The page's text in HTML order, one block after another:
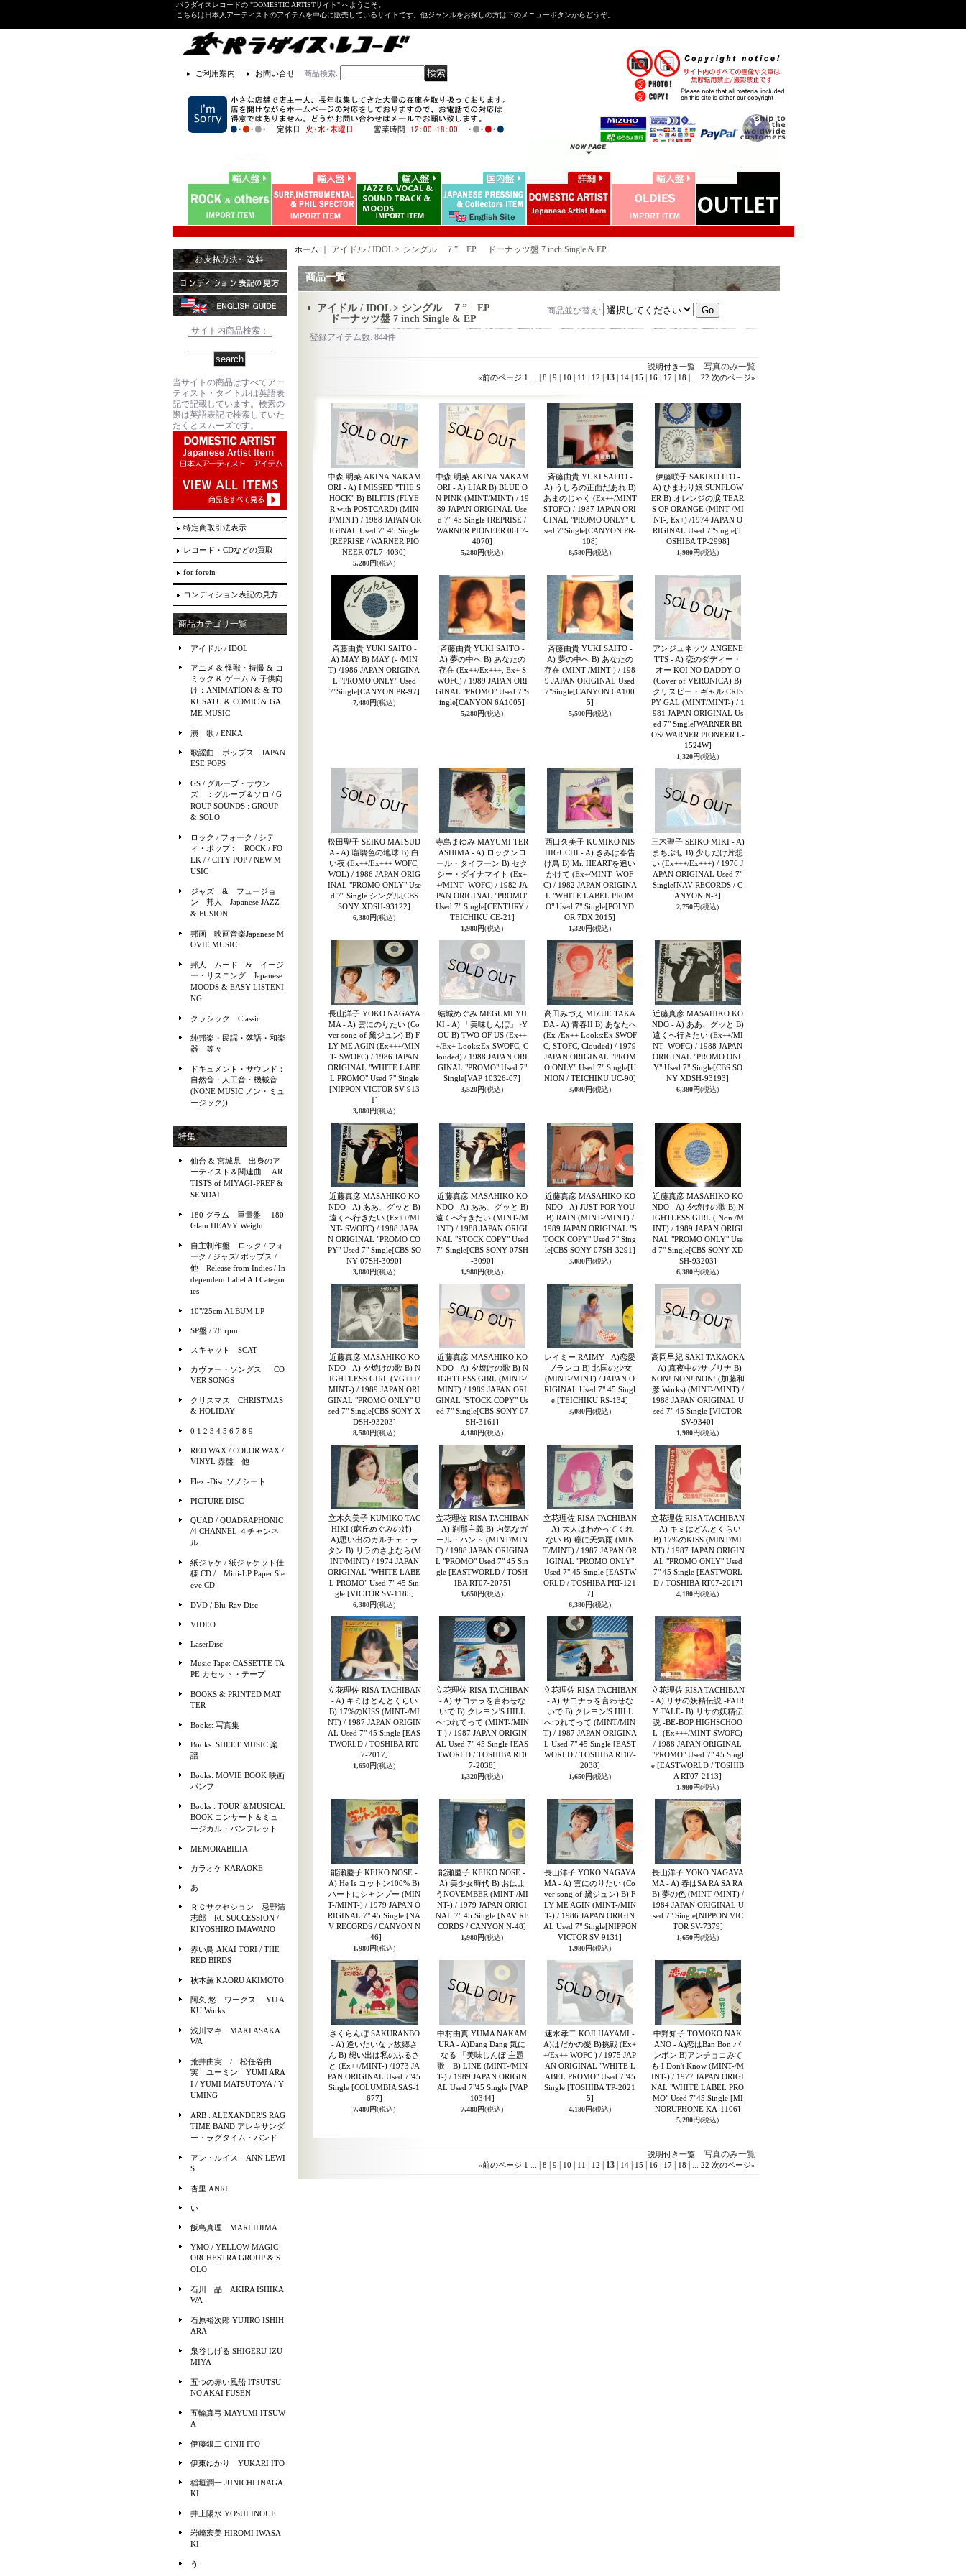
パラダイスレコードの "DOMESTIC ARTISTサイト" へようこそ。
こちらは日本人アーティストのアイテムを中心に販売しているサイトです。他ジャンルをお探しの方は下のメニューボタンからどうぞ。
ご利用案内 ｜ お問い合せ 商品検索:
サイト内商品検索：
当サイトの商品はすべてアー
ティスト・タイトルは英語表
記で記載しています。検索の
際は英語表記で検索していた
だくとスムーズです。
特定商取引法表示
レコード・CDなどの買取
for forein
コンディション表記の見方
商品カテゴリ一覧
アイドル / IDOL
アニメ & 怪獣・特撮 & コ
ミック & ゲーム & 子供向
け：ANIMATION & & TO
KUSATU & COMIC & GA
ME MUSIC
演 歌 / ENKA
歌謡曲 ポップス JAPAN
ESE POPS
GS / グループ・サウン
ズ ：グループ＆ソロ / G
ROUP SOUNDS : GROUP
& SOLO
ロック / フォーク / シテ
ィ・ポップ : ROCK / FO
LK / / CITY POP / NEW M
USIC
ジャズ & フュージョ
ン 邦人 Japanese JAZZ
& FUSION
邦画 映画音楽Japanese M
OVIE MUSIC
邦人 ムード & イージ
ー・リスニング Japanese
MOODS & EASY LISTENI
NG
クラシック Classic
純邦楽・民謡・落語・和楽
器 等々
ドキュメント・サウンド：
自然音・人工音・機械音
(NONE MUSIC ノン・ミュ
ージック))
特集
仙台 & 宮城県 出身のア
ーティスト＆関連曲 AR
TISTS of MIYAGI-PREF &
SENDAI
180 グラム 重量盤 180
Glam HEAVY Weight
自主制作盤 ロック / フォ
ーク / ジャズ/ ポップス /
他 Release from Indies / In
dependent Label All Categor
ies
10"/25cm ALBUM LP
SP盤 / 78 rpm
スキャット SCAT
カヴァー・ソングス CO
VER SONGS
クリスマス CHRISTMAS
& HOLIDAY
0 1 2 3 4 5 6 7 8 9
RED WAX / COLOR WAX /
VINYL 赤盤 他
Flexi-Disc ソノシート
PICTURE DISC
QUAD / QUADRAPHONIC
/4 CHANNEL ４チャンネ
ル
紙ジャケ / 紙ジャケット仕
様 CD / Mini-LP Paper Sle
eve CD
DVD / Blu-Ray Disc
VIDEO
LaserDisc
Music Tape: CASSETTE TA
PE カセット・テープ
BOOKS & PRINTED MAT
TER
Books: 写真集
Books: SHEET MUSIC 楽
譜
Books: MOVIE BOOK 映画
パンフ
Books : TOUR ＆MUSICAL
BOOK コンサート＆ミュ
ージカル・パンフレット
MEMORABILIA
カラオケ KARAOKE
あ
ＲＣサクセション 忌野清
志郎 RC SUCCESSION /
KIYOSHIRO IMAWANO
赤い鳥 AKAI TORI / THE
RED BIRDS
秋本薫 KAORU AKIMOTO
阿久 悠 ワークス YU A
KU Works
浅川マキ MAKI ASAKA
WA
荒井由実 / 松任谷由
実 ユーミン YUMI ARA
I / YUMI MATSUTOYA / Y
UMING
ARB : ALEXANDER'S RAG
TIME BAND アレキサンダ
ー・ラグタイム・バンド
アン・ルイス ANN LEWI
S
杏里 ANRI
い
飯島真理 MARI IIJIMA
YMO / YELLOW MAGIC
ORCHESTRA GROUP & S
OLO
石川 晶 AKIRA ISHIKA
WA
石原裕次郎 YUJIRO ISHIH
ARA
泉谷しげる SHIGERU IZU
MIYA
五つの赤い風船 ITSUTSU
NO AKAI FUSEN
五輪真弓 MAYUMI ITSUW
A
伊藤銀二 GINJI ITO
伊東ゆかり YUKARI ITO
稲垣潤一 JUNICHI INAGA
KI
井上陽水 YOSUI INOUE
岩崎宏美 HIROMI IWASA
KI
う
ホーム アイドル / IDOL > シングル ７” EP ドーナッツ盤 7 inch Single & EP
商品一覧
アイドル / IDOL > シングル ７” EP
ドーナッツ盤 7 inch Single & EP
商品並び替え :
登録アイテム数:844件
説明付き一覧写真のみ一覧
«前のページ 1 ... 8 9 10 11 12 13| 14| 15 16| 17| 18 ... 22 次のページ»
中森 明菜 AKINA NAKAM
ORI - A) I MISSED "THE S
HOCK" B) BILITIS (FLYE
R with POSTCARD) (MIN
T/MINT) / 1988 JAPAN OR
IGINAL Used 7" 45 Single
[REPRISE / WARNER PIO
NEER 07L7-4030]
5,280円(税込)
中森 明菜 AKINA NAKAM
ORI - A) LIAR B) BLUE O
N PINK (MINT/MINT) / 19
89 JAPAN ORIGINAL Use
d 7" 45 Single [REPRISE /
WARNER PIONEER 06L7-
4070]
5,280円(税込)
斉藤由貴 YUKI SAITO -
A) うしろの正面だあれ B)
あまのじゃく (Ex++/MINT
STOFC) / 1987 JAPAN ORI
GINAL "PROMO ONLY" U
sed 7"Single[CANYON PR-
108]
8,580円(税込)
伊藤咲子 SAKIKO ITO -
A) ひまわり娘 SUNFLOW
ER B) オレンジの涙 TEAR
S OF ORANGE (MINT-/MI
NT-, Ex+) /1974 JAPAN O
RIGINAL Used 7"Single[T
OSHIBA TP-2998]
1,980円(税込)
斉藤由貴 YUKI SAITO -
A) MAY B) MAY (- /MIN
T) /1986 JAPAN ORIGINA
L "PROMO ONLY" Used
7"Single[CANYON PR-97]
7,480円(税込)
斉藤由貴 YUKI SAITO -
A) 夢の中へ B) あなたの
存在 (Ex++/Ex+++, Ex+ S
WOFC) / 1989 JAPAN ORI
GINAL "PROMO" Used 7"S
ingle[CANYON 6A1005]
5,280円(税込)
斉藤由貴 YUKI SAITO -
A) 夢の中へ B) あなたの
存在 (MINT-/MINT-) / 198
9 JAPAN ORIGINAL Used
7"Single[CANYON 6A100
5]
5,500円(税込)
アンジュネッツ ANGENE
TTS - A) 恋のダディー・
オー KOI NO DADDY-O
(Cover of VERONICA) B)
クリスピー・ギャル CRIS
PY GAL (MINT/MINT-) / 1
981 JAPAN ORIGINAL Us
ed 7" Single[WARNER BR
OS/ WARNER PIONEER L-
1524W]
1,320円(税込)
松田聖子 SEIKO MATSUD
A - A) 瑠璃色の地球 B) 白
い夜 (Ex++/Ex+++ WOFC,
WOL) / 1986 JAPAN ORIG
INAL "PROMO ONLY" Use
d 7" Single シングル[CBS
SONY XDSH-93122]
6,380円(税込)
寺島まゆみ MAYUMI TER
ASHIMA - A) ロックンロ
ール・タイフーン B) セク
シー・ダイナマイト (Ex+
+/MINT- WOFC) / 1982 JA
PAN ORIGINAL "PROMO"
Used 7" Single[CENTURY /
TEICHIKU CE-21]
1,980円(税込)
西口久美子 KUMIKO NIS
HIGUCHI - A) きみは春告
げ鳥 B) Mr. HEARTを追い
かけて (Ex+/MINT- WOF
C) / 1982 JAPAN ORIGINA
L "WHITE LABEL PROM
O" Used 7" Single[POLYD
OR 7DX 2015]
1,320円(税込)
三木聖子 SEIKO MIKI - A)
まちぶせ B) 少しだけ片想
い (Ex+++/Ex+++) / 1976 J
APAN ORIGINAL Used 7"
Single[NAV RECORDS / C
ANYON N-3]
2,750円(税込)
長山洋子 YOKO NAGAYA
MA - A) 雲にのりたい (Co
ver song of 黛ジュン) B) F
LY ME AGIN (Ex+++/MIN
T- SWOFC) / 1986 JAPAN
ORIGINAL "WHITE LABE
L PROMO" Used 7" Single
[NIPPON VICTOR SV-913
1]
3,080円(税込)
結城めぐみ MEGUMI YU
KI - A) 「美味しんぼ」~Y
OU B) TWO OF US (Ex++
+/Ex+ Looks:Ex SWOFC, C
louded) / 1988 JAPAN ORI
GINAL "PROMO" Used 7"
Single[VAP 10326-07]
3,520円(税込)
高田みづえ MIZUE TAKA
DA - A) 青春II B) あなたへ
(Ex-/Ex++ Looks:Ex SWOF
C, STOFC, Clouded) / 1979
JAPAN ORIGINAL "PROM
O ONLY" Used 7" Single[U
NION / TEICHIKU UC-90]
3,080円(税込)
近藤真彦 MASAHIKO KO
NDO - A) ああ、グッと B)
遠くへ行きたい (Ex++/MI
NT- WOFC) / 1988 JAPAN
ORIGINAL "PROMO ONL
Y" Used 7" Single[CBS SO
NY XDSH-93193]
6,380円(税込)
近藤真彦 MASAHIKO KO
NDO - A) ああ、グッと B)
遠くへ行きたい (Ex++/MI
NT- SWOFC) / 1988 JAPA
N ORIGINAL "PROMO CO
PY" Used 7" Single[CBS SO
NY 07SH-3090]
3,080円(税込)
近藤真彦 MASAHIKO KO
NDO - A) ああ、グッと B)
遠くへ行きたい (MINT-/M
INT) / 1988 JAPAN ORIGI
NAL "STOCK COPY" Used
7" Single[CBS SONY 07SH
-3090]
1,980円(税込)
近藤真彦 MASAHIKO KO
NDO - A) JUST FOR YOU
B) RAIN (MINT-/MINT) /
1989 JAPAN ORIGINAL "S
TOCK COPY" Used 7" Sing
le[CBS SONY 07SH-3291]
3,080円(税込)
近藤真彦 MASAHIKO KO
NDO - A) 夕焼けの歌 B) N
IGHTLESS GIRL ( Non /M
INT) / 1989 JAPAN ORIGI
NAL "PROMO ONLY" Use
d 7" Single[CBS SONY XD
SH-93203]
6,380円(税込)
近藤真彦 MASAHIKO KO
NDO - A) 夕焼けの歌 B) N
IGHTLESS GIRL (VG+++/
MINT-) / 1989 JAPAN ORI
GINAL "PROMO ONLY" U
sed 7" Single[CBS SONY X
DSH-93203]
8,580円(税込)
近藤真彦 MASAHIKO KO
NDO - A) 夕焼けの歌 B) N
IGHTLESS GIRL (MINT-/
MINT) / 1989 JAPAN ORI
GINAL "STOCK COPY" Us
ed 7" Single[CBS SONY 07
SH-3161]
4,180円(税込)
レイミー RAIMY - A)恋愛
ブランコ B) 北国の少女
(MINT-/MINT) / JAPAN O
RIGINAL Used 7" 45 Singl
e [TEICHIKU RS-134]
3,080円(税込)
高岡早紀 SAKI TAKAOKA
- A) 真夜中のサブリナ B)
NON! NON! NON! (加藤和
彦 Works) (MINT-/MINT) /
1988 JAPAN ORIGINAL U
sed 7" 45 Single [VICTOR
SV-9340]
1,980円(税込)
立木久美子 KUMIKO TAC
HIKI (麻丘めぐみの姉) -
A)思い出のカルチェ・ラ
タン B) リラのさよなら(M
INT/MINT) / 1974 JAPAN
ORIGINAL "WHITE LABE
L PROMO" Used 7" 45 Sin
gle [VICTOR SV-1185]
6,380円(税込)
立花理佐 RISA TACHIBAN
- A) 刹那主義 B) 内気なガ
ール・ハント (MINT/MIN
T) / 1988 JAPAN ORIGINA
L "PROMO" Used 7" 45 Sin
gle [EASTWORLD / TOSH
IBA RT07-2075]
1,650円(税込)
立花理佐 RISA TACHIBAN
- A) 大人はわかってくれ
ない B) 瞳に天気雨 (MIN
T/MINT) / 1987 JAPAN OR
IGINAL "PROMO ONLY"
Used 7" 45 Single [EASTW
ORLD / TOSHIBA PRT-121
7]
6,380円(税込)
立花理佐 RISA TACHIBAN
- A) キミはどんとくらい
B) 17%のKISS (MINT/MI
NT) / 1987 JAPAN ORIGIN
AL "PROMO ONLY" Used
7" 45 Single [EASTWORL
D / TOSHIBA RT07-2017]
4,180円(税込)
立花理佐 RISA TACHIBAN
- A) キミはどんとくらい
B) 17%のKISS (MINT-/MI
NT) / 1987 JAPAN ORIGIN
AL Used 7" 45 Single [EAS
TWORLD / TOSHIBA RT0
7-2017]
1,650円(税込)
立花理佐 RISA TACHIBAN
- A) サヨナラを言わせな
いで B) クレヨン'S HILL
へつれてって (MINT-/MIN
T-) / 1987 JAPAN ORIGIN
AL Used 7" 45 Single [EAS
TWORLD / TOSHIBA RT0
7-2038]
1,320円(税込)
立花理佐 RISA TACHIBAN
- A) サヨナラを言わせな
いで B) クレヨン'S HILL
へつれてって (MINT/MIN
T) / 1987 JAPAN ORIGINA
L Used 7" 45 Single [EAST
WORLD / TOSHIBA RT07-
2038]
1,650円(税込)
立花理佐 RISA TACHIBAN
- A) リサの妖精伝説 -FAIR
Y TALE- B) リサの妖精伝
説 -BE-BOP HIGHSCHOO
L- (Ex+++/MINT SWOFC)
/ 1988 JAPAN ORIGINAL
"PROMO" Used 7" 45 Singl
e [EASTWORLD / TOSHIB
A RT07-2113]
1,980円(税込)
能瀬慶子 KEIKO NOSE -
A) He Is コットン100% B)
ハートにシャンプー (MIN
T-/MINT-) / 1979 JAPAN O
RIGINAL 7" 45 Single [NA
V RECORDS / CANYON N
-46]
1,980円(税込)
能瀬慶子 KEIKO NOSE -
A) 美少女時代 B) おはよ
うNOVEMBER (MINT-/MI
NT-) / 1979 JAPAN ORIGI
NAL 7" 45 Single [NAV RE
CORDS / CANYON N-48]
1,980円(税込)
長山洋子 YOKO NAGAYA
MA - A) 雲にのりたい (Co
ver song of 黛ジュン) B) F
LY ME AGIN (MINT-/MIN
T-) / 1986 JAPAN ORIGIN
AL Used 7" Single[NIPPON
VICTOR SV-9131]
1,980円(税込)
長山洋子 YOKO NAGAYA
MA - A) 春はSA RA SA RA
B) 夢の色 (MINT-/MINT) /
1984 JAPAN ORIGINAL U
sed 7" Single[NIPPON VIC
TOR SV-7379]
1,650円(税込)
さくらんぼ SAKURANBO
- A) 逢いたいなァ故郷さ
ん B) 想い出は私のふるさ
と (Ex++/MINT-) /1973 JA
PAN ORIGINAL Used 7"45
Single [COLUMBIA SAS-1
677]
7,480円(税込)
中村由真 YUMA NAKAM
URA - A)Dang Dang 気に
なる 「美味しんぼ 主題
歌」B) LINE (MINT-/MIN
T-) / 1989 JAPAN ORIGIN
AL Used 7"45 Single [VAP
10344]
7,480円(税込)
速水孝二 KOJI HAYAMI -
A)はだかの愛 B)挑戦 (Ex+
+/Ex++ WOFC ) / 1975 JAP
AN ORIGINAL "WHITE L
ABEL PROMO" Used 7"45
Single [TOSHIBA TP-2021
5]
4,180円(税込)
中野知子 TOMOKO NAK
ANO - A)恋はBan Bon バ
ンボン B)アンチョコみて
も I Don't Know (MINT-/M
INT-) / 1977 JAPAN ORIGI
NAL "WHITE LABEL PRO
MO" Used 7"45 Single [MI
NORUPHONE KA-1106]
5,280円(税込)
説明付き一覧写真のみ一覧
«前のページ 1 ... 8 9 10 11 12 13| 14| 15 16| 17| 18 ... 22 次のページ»